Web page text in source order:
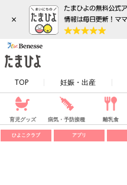
×
TOP 妊娠・出産
育児グッズ 病気・予防接種 離乳食
ひよこクラブ アプリ